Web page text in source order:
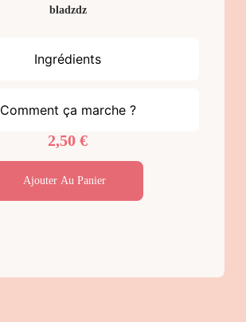
Ingrédients
Comment ça marche ?
bladzdz
2,50 €
Ajouter Au Panier